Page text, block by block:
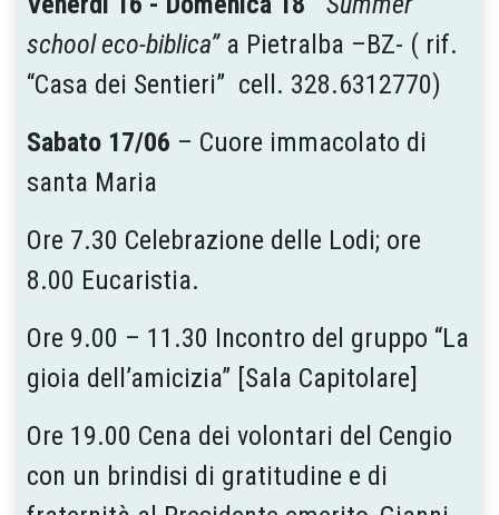
school eco-biblica”a Pietralba –BZ- ( rif.
“Casa dei Sentieri” cell. 328.6312770)
Sabato 17/06 – Cuore immacolato di
santa Maria
Ore 7.30 Celebrazione delle Lodi; ore
8.00 Eucaristia.
Ore 9.00 – 11.30 Incontro del gruppo “La
gioia dell’amicizia” [Sala Capitolare]
Ore 19.00 Cena dei volontari del Cengio
con un brindisi di gratitudine e di